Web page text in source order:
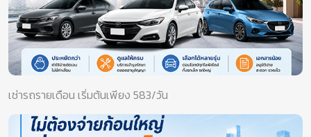
เช่ารถรายเดือน เริ่มต้นเพียง 583/วัน